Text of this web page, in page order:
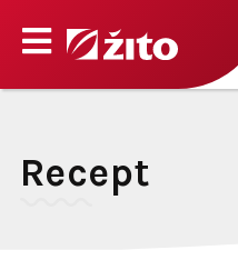
Recept